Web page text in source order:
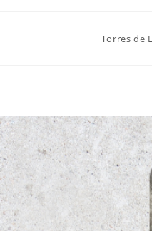
Torres de